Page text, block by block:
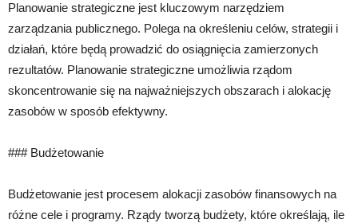
Planowanie strategiczne jest kluczowym narzędziem
zarządzania publicznego. Polega na określeniu celów, strategii i
działań, które będą prowadzić do osiągnięcia zamierzonych
rezultatów. Planowanie strategiczne umożliwia rządom
skoncentrowanie się na najważniejszych obszarach i alokację
zasobów w sposób efektywny.
### Budżetowanie
Budżetowanie jest procesem alokacji zasobów finansowych na
różne cele i programy. Rządy tworzą budżety, które określają, ile